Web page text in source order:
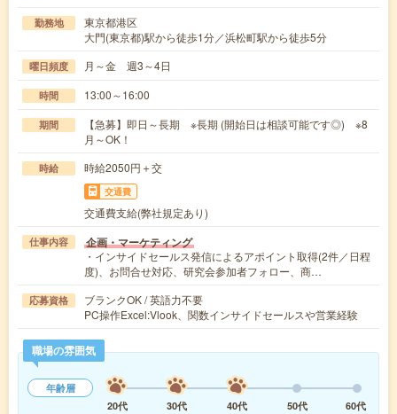
勤務地
東京都港区
大門(東京都)駅から徒歩1分／浜松町駅から徒歩5分
曜日頻度 月～金 週3～4日
時間 13:00～16:00
期間
【急募】即日～長期 ※長期 (開始日は相談可能です◎) ※8
月～OK！
時給 時給2050円＋交
交通費
交通費支給(弊社規定あり)
仕事内容 企画・マーケティング
・インサイドセールス発信によるアポイント取得(2件／日程
度)、お問合せ対応、研究会参加者フォロー、商…
応募資格
ブランクOK / 英語力不要
PC操作Excel:Vlook、関数インサイドセールスや営業経験
職場の雰囲気
年齢層
20代
30代 40代 50代 60代